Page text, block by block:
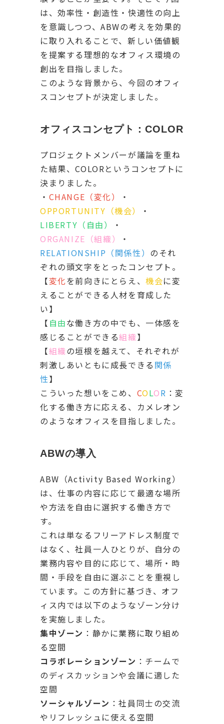
は、効率性・創造性・快適性の向上
を意識しつつ、ABWの考えを効果的
に取り入れることで、新しい価値観
を提案する理想的なオフィス環境の
創出を目指しました。
このような背景から、今回のオフィ
スコンセプトが決定しました。
オフィスコンセプト：COLOR
プロジェクトメンバーが議論を重ね
た結果、COLORというコンセプトに
決まりました。
・ CHANGE（変化）
・
OPPORTUNITY（機会）
・
LIBERTY（自由）
・
ORGANIZE（組織）
・
RELATIONSHIP（関係性） のそれ
ぞれの頭文字をとったコンセプト。
【変化を前向きにとらえ、機会に変
えることができる人材を育成した
い】
【 自由な働き方の中でも、一体感を
感じることができる組織】
【組織の垣根を越えて、それぞれが
刺激しあいともに成長できる 関係
性】
こういった想いをこめ、 COLOR ：変
化する働き方に応える、カメレオン
のようなオフィスを目指しました。
ABWの導入
ABW（Activity Based Working）
は、仕事の内容に応じて最適な場所
や方法を自由に選択する働き方で
す。
これは単なるフリーアドレス制度で
はなく、社員一人ひとりが、自分の
業務内容や目的に応じて、場所・時
間・手段を自由に選ぶことを重視し
ています。この方針に基づき、オフ
ィス内では以下のようなゾーン分け
を実施しました。
集中ゾーン ：静かに業務に取り組め
る空間
コラボレーションゾーン ：チームで
のディスカッションや会議に適した
空間
ソーシャルゾーン ：社員同士の交流
やリフレッシュに使える空間